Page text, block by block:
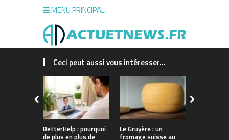
MENU PRINCIPAL
Ceci peut aussi vous intéresser...
BetterHelp : pourquoi
de plus en plus de
Le Gruyère : un
fromage suisse au